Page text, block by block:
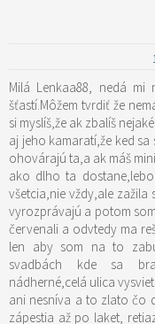
Milá Lenkaa88, nedá
šťastí.Môžem tvrdiť že
si myslíš,že ak zbalíš nejakého egyptana a
aj jeho kamaratí,že ked
ohovárajú ta,a ak máš
ako dlho ta
všetcia,nie vždy,ale
vyrozprávajú a potom
červenali a odvtedy ma
len aby som na to
svadbách kde sa
nádherné,celá ulica
ani nesníva a to zlato čo
zápestia až po laket,